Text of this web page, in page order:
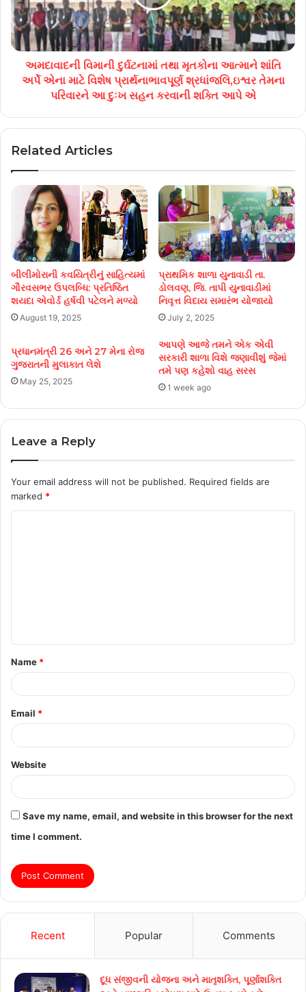
અમદાવાદની વિમાની દુર્ઘટનામાં તથા મૃતકોના આત્માને શાંતિ
અર્પે એના માટે વિશેષ પ્રાર્થનાભાવપૂર્ણ શ્રધાંજલિ,ઇશ્વર તેમના
પરિવારને આ દુઃખ સહન કરવાની શક્તિ આપે એ
Related Articles
બીલીમોરાની કવયિત્રીનું સાહિત્યમાં
ગૌરવસભર ઉપલબ્ધિ: પ્રતિષ્ઠિત
શયદા એવોર્ડ હર્ષવી પટેલને મળ્યો
August 19, 2025
પ્રાથમિક શાળા યુનાવાડી તા.
ડોલવણ, જિ. તાપી યુનાવાડીમાં
નિવૃત્ત વિદાય સમારંભ યોજાયો
July 2, 2025
પ્રધાનમંત્રી 26 અને 27 મેના રોજ
ગુજરાતની મુલાકાત લેશે
May 25, 2025
આપણે આજે તમને એક એવી
સરકારી શાળા વિશે જણાવીશું જેમાં
તમે પણ કહેશો વાહ સરસ
1 week ago
Leave a Reply
Your email address will not be published. Required fields are
marked *
t
*
Name *
Email *
Website
Save my name, email, and website in this browser for the next
time I comment.
Recent Popular Comments
દૂધ સંજીવની યોજના અને માતૃશક્તિ, પૂર્ણાશક્તિ